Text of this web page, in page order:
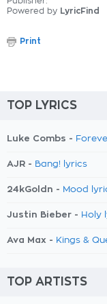
Powered by LyricFind
Print
TOP LYRICS
Luke Combs -
AJR - Bang! lyrics
24kGoldn - Mood
Justin Bieber - Holy
Ava Max - Kings &
TOP ARTISTS